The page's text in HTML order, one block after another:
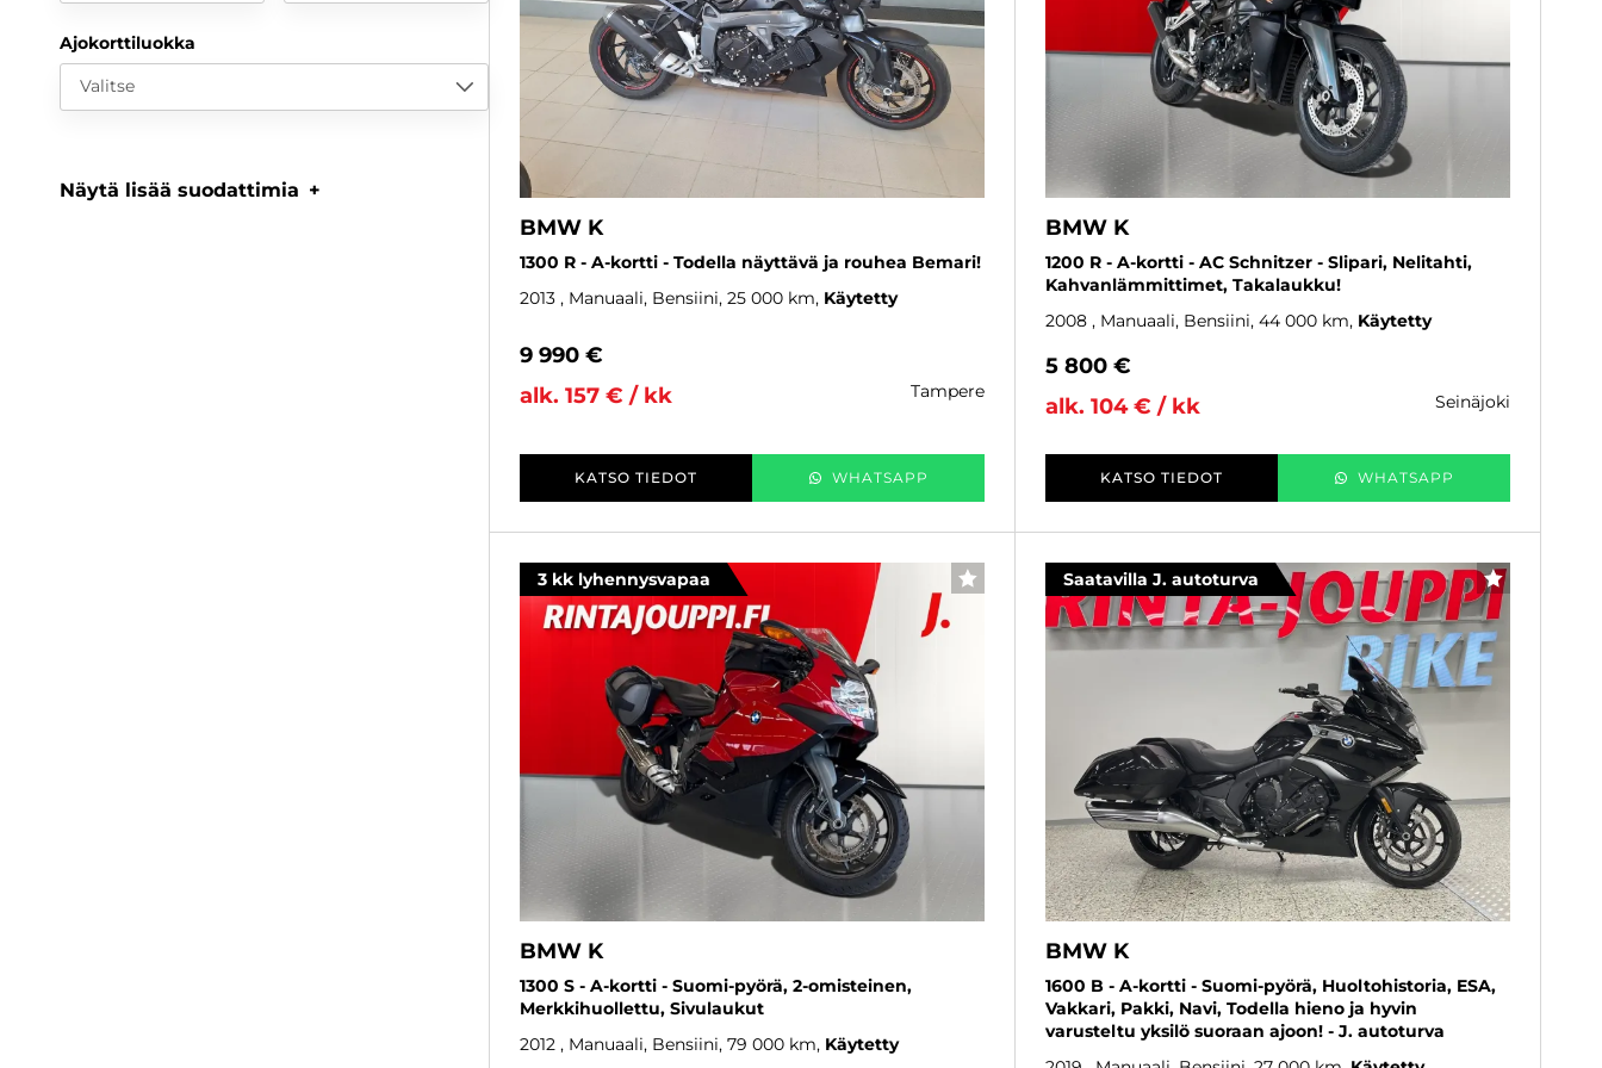
Ajokorttiluokka
Valitse
Näytä lisää suodattimia
BMW K
1300 R - A-kortti - Todella näyttävä ja rouhea Bemari!
2013 , Manuaali, Bensiini, 25 000 km Käytetty
9 990 €
alk. 157 € / kk
tampere
KATSO TIEDOT WHATSAPP
BMW K
1200 R - A-kortti - AC Schnitzer - Slipari, Nelitahti,
Kahvanlämmittimet, Takalaukku!
2008 , Manuaali, Bensiini, 44 000 km Käytetty
5 800 €
alk. 104 € / kk
seinäjoki
KATSO TIEDOT WHATSAPP
3 kk lyhennysvapaa SUOSIKKI
BMW K
1300 S - A-kortti - Suomi-pyörä, 2-omisteinen,
Merkkihuollettu, Sivulaukut
2012 , Manuaali, Bensiini, 79 000 km Käytetty
Saatavilla J. autoturva SUOSIKKI
BMW K
1600 B - A-kortti - Suomi-pyörä, Huoltohistoria, ESA,
Vakkari, Pakki, Navi, Todella hieno ja hyvin
varusteltu yksilö suoraan ajoon! - J. autoturva